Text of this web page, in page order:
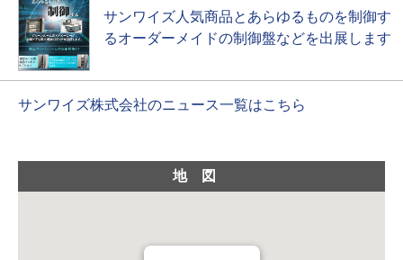
サンワイズ人気商品とあらゆるものを制御す
るオーダーメイドの制御盤などを出展します
サンワイズ株式会社のニュース一覧はこちら
地図